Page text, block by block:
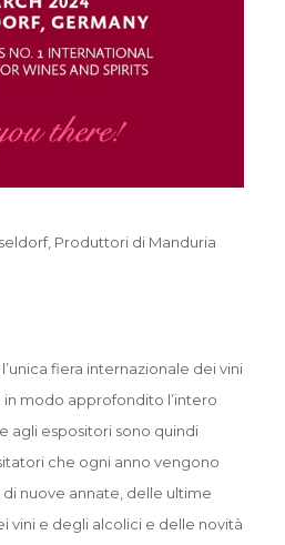
Produttori di Manduria
fiera internazionale dei vini
modo approfondito l’intero
agli espositori sono quindi
che ogni anno vengono
di nuove annate, delle ultime
vini e degli alcolici e delle novità